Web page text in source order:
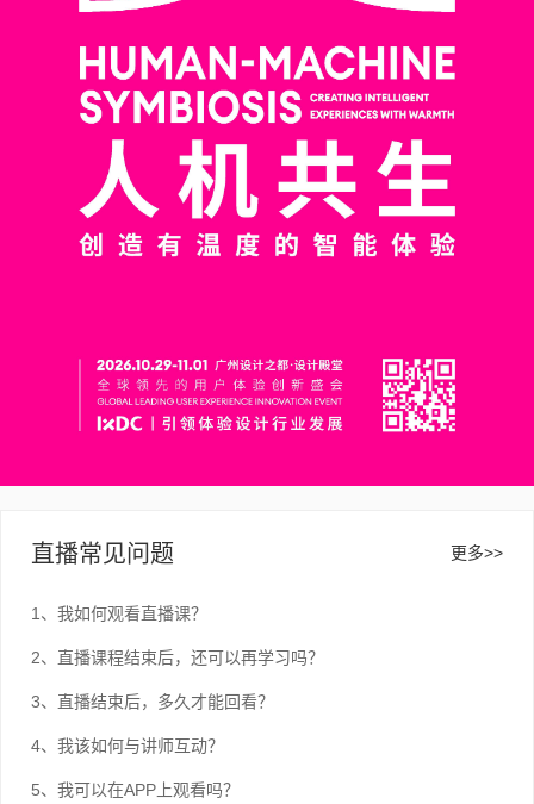
直播常见问题 更多>>
1、我如何观看直播课？
2、直播课程结束后，还可以再学习吗？
3、直播结束后，多久才能回看？
4、我该如何与讲师互动？
5、我可以在APP上观看吗？